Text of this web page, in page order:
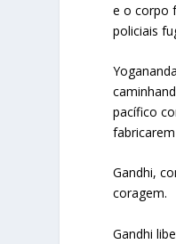
e o corpo
policiais
pacífico
Gandhi,
coragem.
Gandhi